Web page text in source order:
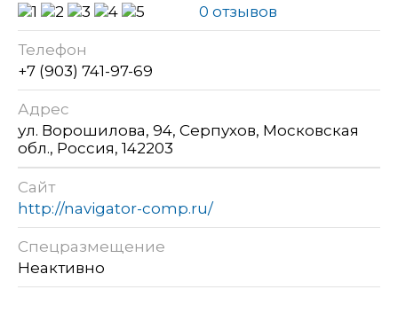
0 отзывов
Телефон
+7 (903) 741-97-69
Адрес
ул. Ворошилова, 94, Серпухов, Московская
обл., Россия, 142203
Сайт
http://navigator-comp.ru/
Спецразмещение
Неактивно